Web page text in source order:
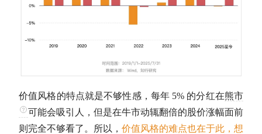
价值风格的特点就是不够性感，每年 5% 的分红在熊市
可能会吸引人，但是在牛市动辄翻倍的股价涨幅面前
则完全不够看了。所以， 价值风格的难点也在于此，想